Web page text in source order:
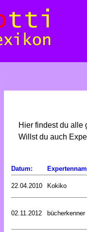
Hier findest du alle
Willst du auch
Datum:
22.04.2010 Kokiko
02.11.2012 bücherkenner